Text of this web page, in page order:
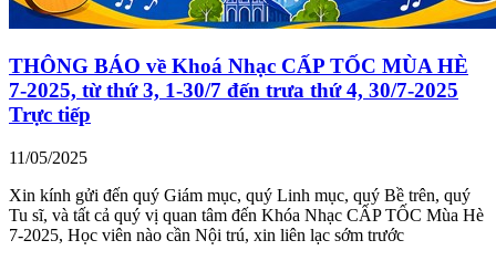
THÔNG BÁO về Khoá Nhạc CẤP TỐC MÙA HÈ
7-2025, từ thứ 3, 1-30/7 đến trưa thứ 4, 30/7-2025
Trực tiếp
11/05/2025
Xin kính gửi đến quý Giám mục, quý Linh mục, quý Bề trên, quý
Tu sĩ, và tất cả quý vị quan tâm đến Khóa Nhạc CẤP TỐC Mùa Hè
7-2025, Học viên nào cần Nội trú, xin liên lạc sớm trước